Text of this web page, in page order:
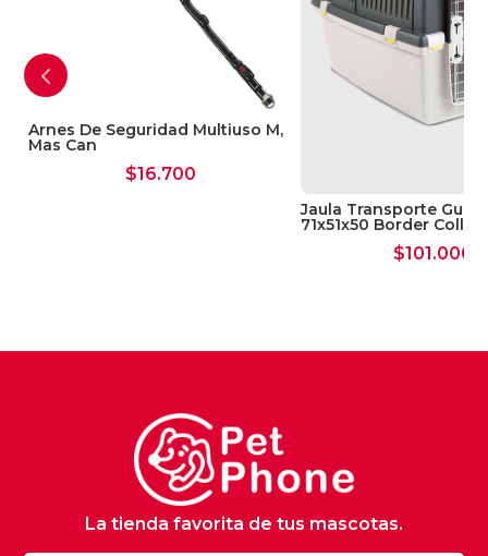
Arnes De Seguridad Multiuso M,
Mas Can
$16.700
Jaula Transporte
71x51x50 Border Collie
$101.000
La tienda favorita de tus mascotas.